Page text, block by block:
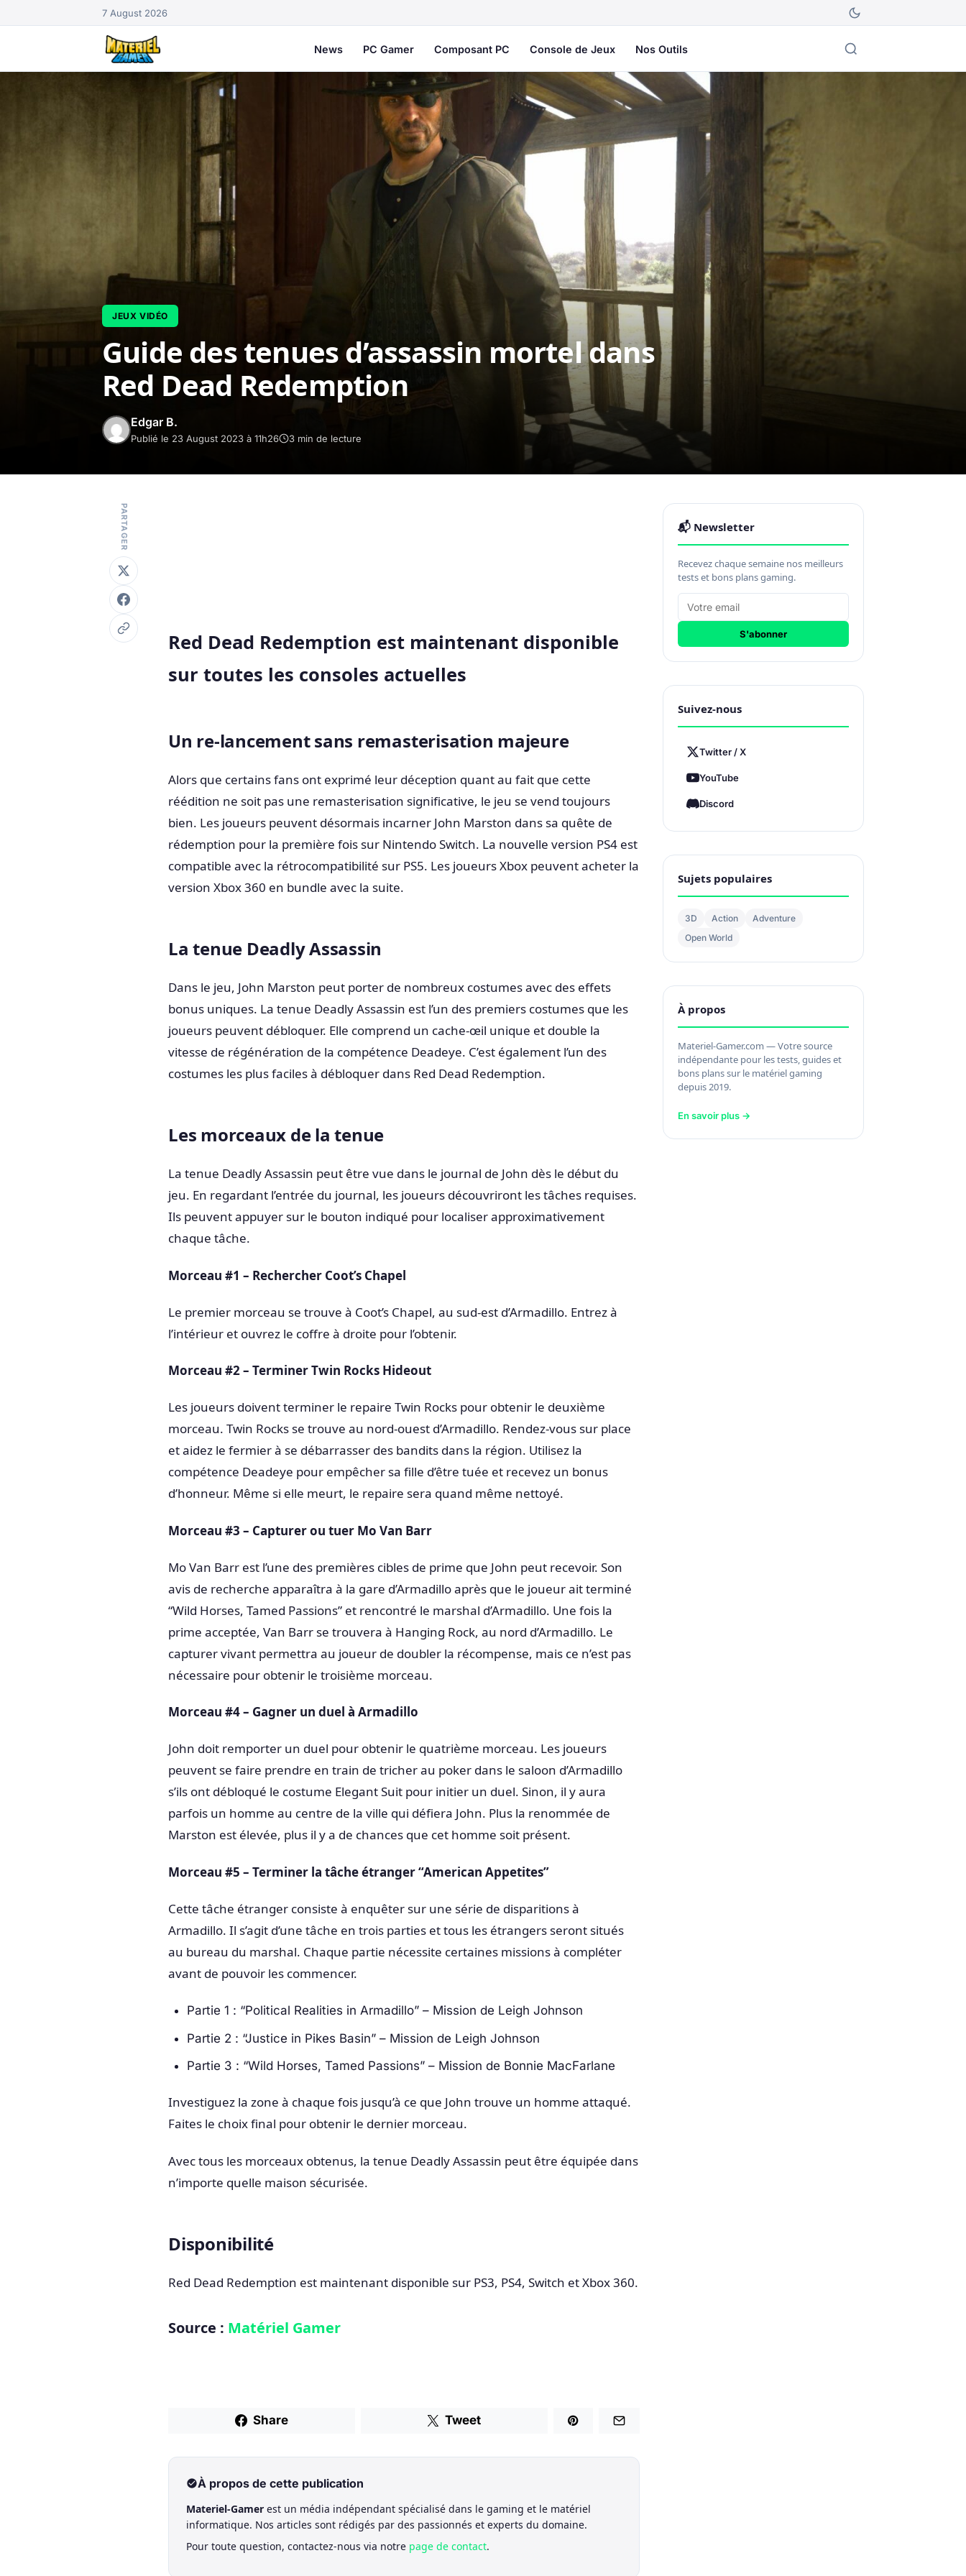
7 August 2026
News PC Gamer Composant PC Console de Jeux Nos Outils
JEUX VIDÉO
Guide des tenues d’assassin mortel dans
Red Dead Redemption
Edgar B.
Publié le 23 August 2023 à 11h26 3 min de lecture
PARTAGER
Red Dead Redemption est maintenant disponible
sur toutes les consoles actuelles
Un re-lancement sans remasterisation majeure
Alors que certains fans ont exprimé leur déception quant au fait que cette
réédition ne soit pas une remasterisation significative, le jeu se vend toujours
bien. Les joueurs peuvent désormais incarner John Marston dans sa quête de
rédemption pour la première fois sur Nintendo Switch. La nouvelle version PS4 est
compatible avec la rétrocompatibilité sur PS5. Les joueurs Xbox peuvent acheter la
version Xbox 360 en bundle avec la suite.
La tenue Deadly Assassin
Dans le jeu, John Marston peut porter de nombreux costumes avec des effets
bonus uniques. La tenue Deadly Assassin est l’un des premiers costumes que les
joueurs peuvent débloquer. Elle comprend un cache-œil unique et double la
vitesse de régénération de la compétence Deadeye. C’est également l’un des
costumes les plus faciles à débloquer dans Red Dead Redemption.
Les morceaux de la tenue
La tenue Deadly Assassin peut être vue dans le journal de John dès le début du
jeu. En regardant l’entrée du journal, les joueurs découvriront les tâches requises.
Ils peuvent appuyer sur le bouton indiqué pour localiser approximativement
chaque tâche.
Morceau #1 – Rechercher Coot’s Chapel
Le premier morceau se trouve à Coot’s Chapel, au sud-est d’Armadillo. Entrez à
l’intérieur et ouvrez le coffre à droite pour l’obtenir.
Morceau #2 – Terminer Twin Rocks Hideout
Les joueurs doivent terminer le repaire Twin Rocks pour obtenir le deuxième
morceau. Twin Rocks se trouve au nord-ouest d’Armadillo. Rendez-vous sur place
et aidez le fermier à se débarrasser des bandits dans la région. Utilisez la
compétence Deadeye pour empêcher sa fille d’être tuée et recevez un bonus
d’honneur. Même si elle meurt, le repaire sera quand même nettoyé.
Morceau #3 – Capturer ou tuer Mo Van Barr
Mo Van Barr est l’une des premières cibles de prime que John peut recevoir. Son
avis de recherche apparaîtra à la gare d’Armadillo après que le joueur ait terminé
“Wild Horses, Tamed Passions” et rencontré le marshal d’Armadillo. Une fois la
prime acceptée, Van Barr se trouvera à Hanging Rock, au nord d’Armadillo. Le
capturer vivant permettra au joueur de doubler la récompense, mais ce n’est pas
nécessaire pour obtenir le troisième morceau.
Morceau #4 – Gagner un duel à Armadillo
John doit remporter un duel pour obtenir le quatrième morceau. Les joueurs
peuvent se faire prendre en train de tricher au poker dans le saloon d’Armadillo
s’ils ont débloqué le costume Elegant Suit pour initier un duel. Sinon, il y aura
parfois un homme au centre de la ville qui défiera John. Plus la renommée de
Marston est élevée, plus il y a de chances que cet homme soit présent.
Morceau #5 – Terminer la tâche étranger “American Appetites”
Cette tâche étranger consiste à enquêter sur une série de disparitions à
Armadillo. Il s’agit d’une tâche en trois parties et tous les étrangers seront situés
au bureau du marshal. Chaque partie nécessite certaines missions à compléter
avant de pouvoir les commencer.
Partie 1 : “Political Realities in Armadillo” – Mission de Leigh Johnson
Partie 2 : “Justice in Pikes Basin” – Mission de Leigh Johnson
Partie 3 : “Wild Horses, Tamed Passions” – Mission de Bonnie MacFarlane
Investiguez la zone à chaque fois jusqu’à ce que John trouve un homme attaqué.
Faites le choix final pour obtenir le dernier morceau.
Avec tous les morceaux obtenus, la tenue Deadly Assassin peut être équipée dans
n’importe quelle maison sécurisée.
Disponibilité
Red Dead Redemption est maintenant disponible sur PS3, PS4, Switch et Xbox 360.
Source : Matériel Gamer
Share Tweet
À propos de cette publication
Materiel-Gamer est un média indépendant spécialisé dans le gaming et le matériel
informatique. Nos articles sont rédigés par des passionnés et experts du domaine.
Pour toute question, contactez-nous via notre page de contact.
📬 Newsletter
Recevez chaque semaine nos meilleurs
tests et bons plans gaming.
S'abonner
Suivez-nous
Twitter / X
YouTube
Discord
Sujets populaires
3D Action
Adventure
Open World
À propos
Materiel-Gamer.com — Votre source
indépendante pour les tests, guides et
bons plans sur le matériel gaming
depuis 2019.
En savoir plus →